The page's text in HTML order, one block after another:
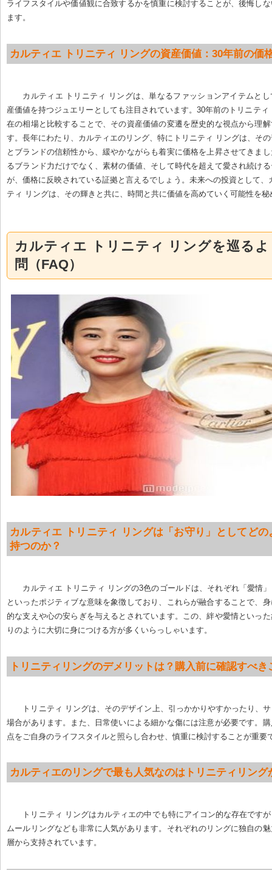
ライフスタイルや価値観に合致するかを慎重に検討することが、後悔し
ます。
カルティエ トリニティ リングの資産価値：30年前の価
カルティエ トリニティ リングは、単なるファッションアイテムと
産価値を持つジュエリーとしても注目されています。30年前のトリニティ
在の相場と比較することで、その資産価値の変遷を歴史的な視点から理
す。長年にわたり、カルティエのリング、特にトリニティ リングは、そ
とブランドの信頼性から、緩やかながらも着実に価格を上昇させてきま
るブランド力だけでなく、素材の価値、そして時代を超えて愛され続け
が、価格に反映されている証拠と言えるでしょう。未来への投資として、
ティ リングは、その輝きと共に、時間と共に価値を高めていく可能性を
カルティエ トリニティ リングを巡る
問（FAQ）
カルティエ トリニティ リングは「お守り」としてどの
持つのか？
カルティエ トリニティ リングの3色のゴールドは、それぞれ「愛情
といったポジティブな意味を象徴しており、これらが融合することで、
的な支えや心の安らぎを与えるとされています。この、絆や愛情といっ
りのように大切に身につける方が多くいらっしゃいます。
トリニティリングのデメリットは？購入前に確認すべき
トリニティ リングは、そのデザイン上、引っかかりやすかったり、
場合があります。また、日常使いによる細かな傷には注意が必要です。
点をご自身のライフスタイルと照らし合わせ、慎重に検討することが重要
カルティエのリングで最も人気なのはトリニティリング
トリニティ リングはカルティエの中でも特にアイコン的な存在です
ムールリングなども非常に人気があります。それぞれのリングに独自の
層から支持されています。